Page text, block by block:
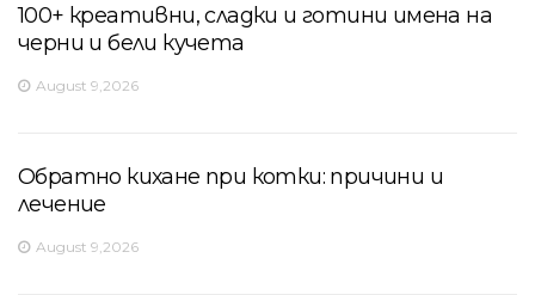
100+ креативни, сладки и готини имена на
черни и бели кучета
August 9,2026
Обратно кихане при котки: причини и
лечение
August 9,2026